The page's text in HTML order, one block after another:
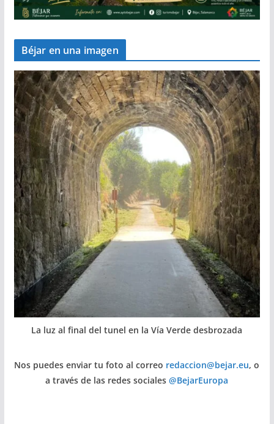
Béjar en una imagen
La luz al final del tunel en la Vía Verde desbrozada
Nos puedes enviar tu foto al correo redaccion@bejar.eu, o
a través de las redes sociales@BejarEuropa